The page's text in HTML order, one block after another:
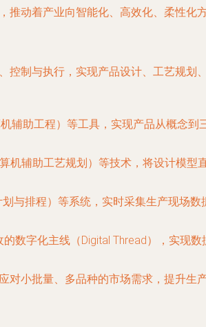
动着产业向智能化、高效化、柔性化方
制与执行，实现产品设计、工艺规
机辅助工程）等工具，实现产品从概念
机辅助工艺规划）等技术，将设计模
划与排程）等系统，实时采集生产现场
数字化主线（Digital Thread），实现
小批量、多品种的市场需求，提升生